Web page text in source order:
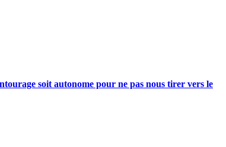
soit autonome pour ne pas nous tirer vers le